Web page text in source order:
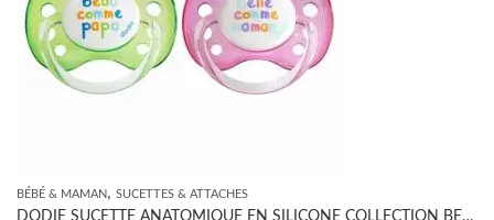
BÉBÉ & MAMAN, SUCETTES & ATTACHES
DODIE SUCETTE ANATOMIQUE EN SILICONE COLLECTION BEAU ET BELLE 0-6 MOIS